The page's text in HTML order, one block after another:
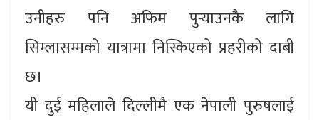
उनीहरु पनि अफिम पुर्‍याउनकै लागि
सिम्लासम्मको यात्रामा निस्किएको प्रहरीको दाबी
छ।
यी दुई महिलाले दिल्लीमै एक नेपाली पुरुषलाई